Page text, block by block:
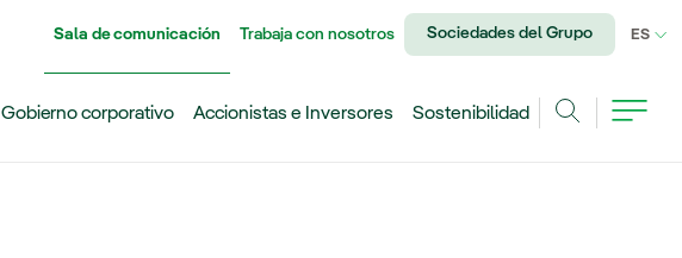
Sala de comunicación Trabaja con nosotros Sociedades del Grupo ES
Gobierno corporativo Accionistas e Inversores
Sostenibilidad